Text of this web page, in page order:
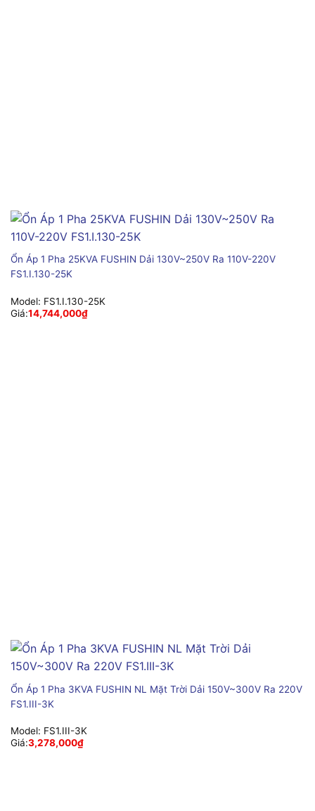
Ổn Áp 1 Pha 25KVA FUSHIN Dải 130V~250V Ra 110V-220V
FS1.I.130-25K
Model: FS1.I.130-25K
Giá:14,744,000₫
Ổn Áp 1 Pha 3KVA FUSHIN NL Mặt Trời Dải 150V~300V Ra 220V
FS1.III-3K
Model: FS1.III-3K
Giá:3,278,000₫